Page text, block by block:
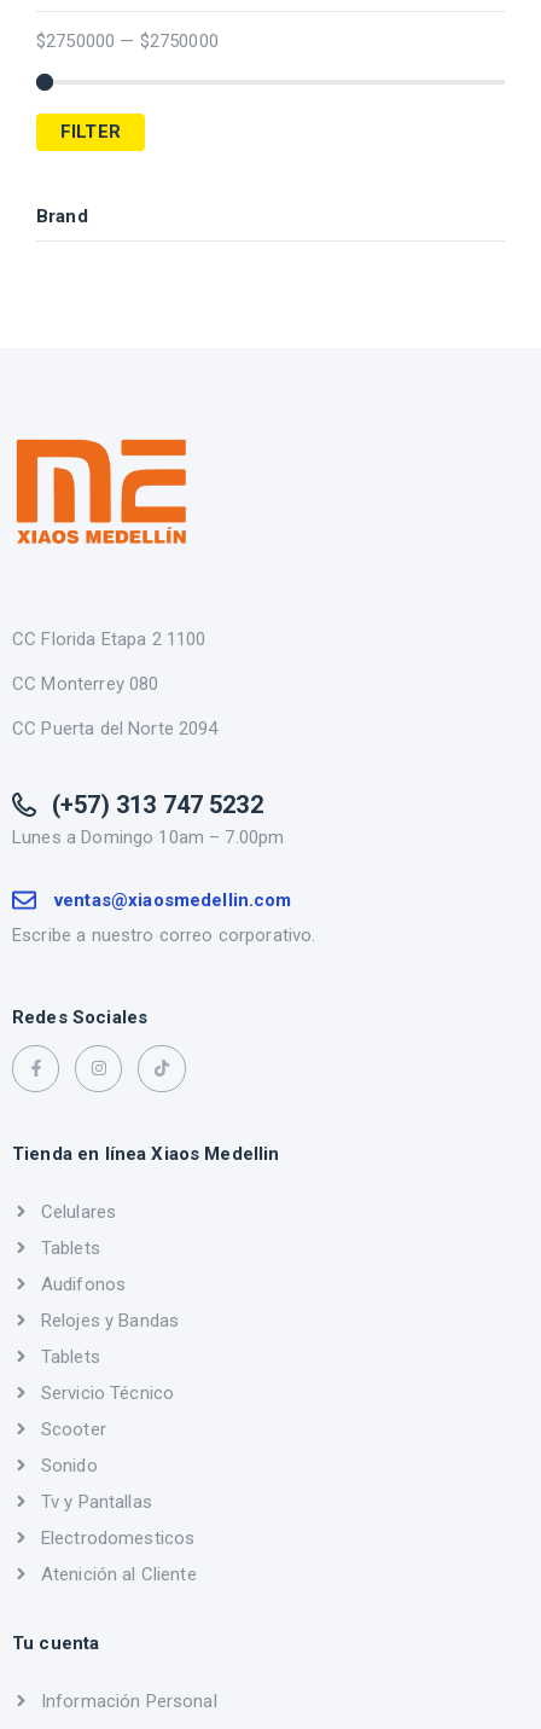
$2750000 — $2750000
FILTER
Brand
CC Florida Etapa 2 1100
CC Monterrey 080
CC Puerta del Norte 2094
(+57) 313 747 5232
Lunes a Domingo 10am – 7.00pm
ventas@xiaosmedellin.com
Escribe a nuestro correo corporativo.
Redes Sociales
Tienda en línea Xiaos Medellin
Celulares
Tablets
Audifonos
Relojes y Bandas
Tablets
Servicio Técnico
Scooter
Sonido
Tv y Pantallas
Electrodomesticos
Atenición al Cliente
Tu cuenta
Información Personal